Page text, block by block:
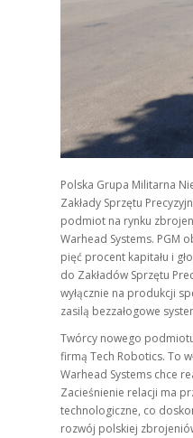
Polska Grupa Militarna
Zakłady Sprzętu
podmiot na rynku
Warhead Systems. PGM
pięć procent kapitału i
do Zakładów Sprzętu
wyłącznie na produkcji
zasilą bezzałogowe
Twórcy nowego
firmą Tech Robotics. To
Warhead Systems chce
Zacieśnienie relacji ma
technologiczne, co
rozwój polskiej